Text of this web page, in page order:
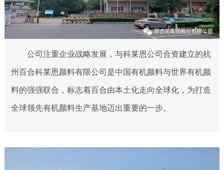
公司注重企业战略发展，与科莱恩公司合资建立的杭
州百合科莱恩颜料有限公司是中国有机颜料与世界有机颜
料的强强联合，标志着百合由本土化走向全球化，为打造
全球领先有机颜料生产基地迈出重要的一步。